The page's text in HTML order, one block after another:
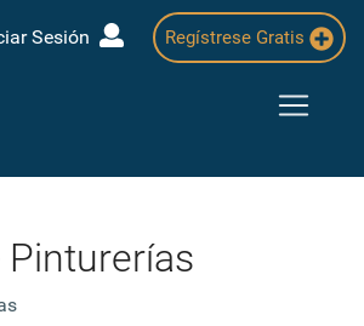
Sesión Regístrese Gratis
Pinturerías